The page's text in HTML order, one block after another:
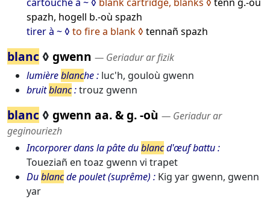
spazh, hogell b.-où spazh
tirer à ~
to fire a blank tennañ spazh
blanc ◊ gwenn ― Geriadur ar fizik
lumièreblanche luc'h, gouloù gwenn
bruitblanc trouz gwenn
blanc ◊ gwenn aa. & g. -où ― Geriadur ar
geginouriezh
Incorporer dans la pâte dublancd'œuf battu
Toueziañ en toaz gwenn vi trapet
Dublancde poulet (suprême)
Kig yar gwenn, gwenn
yar